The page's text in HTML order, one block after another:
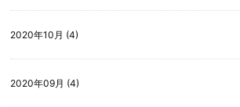
2020年10月 (4)
2020年09月 (4)